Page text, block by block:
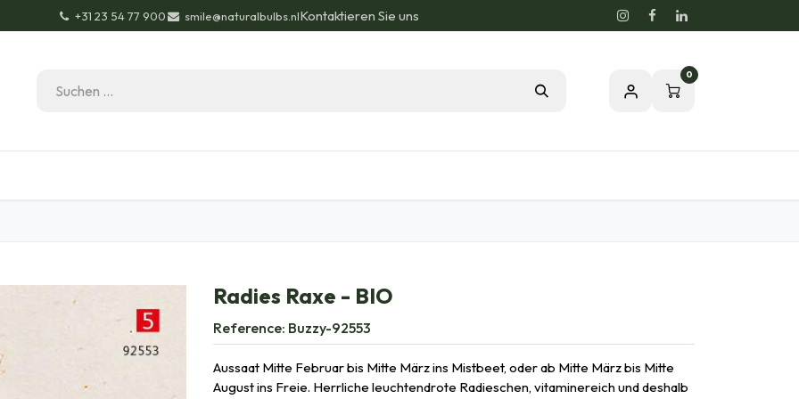
+31 23 54 77 900 smile@naturalbulbs.nlKontaktieren Sie uns
0
Radies Raxe - BIO
Reference: Buzzy-92553
Aussaat Mitte Februar bis Mitte März ins Mistbeet, oder ab Mitte März bis Mitte
August ins Freie. Herrliche leuchtendrote Radieschen, vitaminereich und deshalb